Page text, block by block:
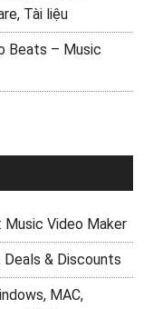
Tài liệu
Beats – Music
Music Video Maker
& Discounts
MAC,